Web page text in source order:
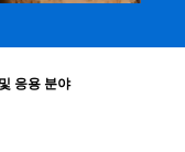
응용 분야